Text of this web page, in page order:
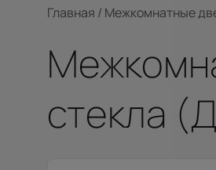
Главная / Межкомнатные
стекла